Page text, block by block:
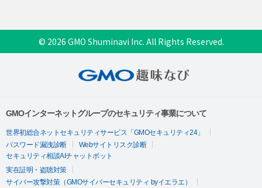
© 2026 GMO Shuminavi Inc. All Rights Reserved.